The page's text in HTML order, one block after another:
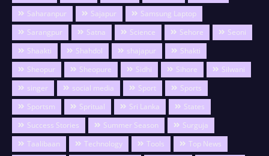
Saharanpur
Sajapur
Samsung Laptop
Sarangpur
Satna Science Sehore
Seoni
Shaakti
Shahdol shajapur
Shakti
Sheopur
Sheopure Sidhi Sihore
Silwani
singer
social media Sport
Sports
Sportsm
Spritual Sri Lanka
States
Success Stories
Summer Season
Surguja
Taalibaan
Technology Tools
Top News